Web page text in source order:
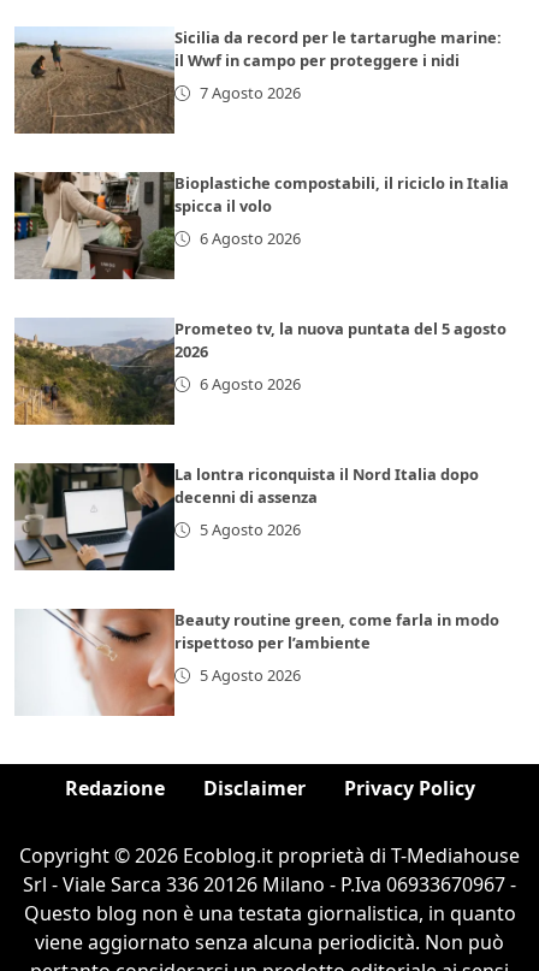
Sicilia da record per le tartarughe marine:
il Wwf in campo per proteggere i nidi
7 Agosto 2026
Bioplastiche compostabili, il riciclo in Italia
spicca il volo
6 Agosto 2026
Prometeo tv, la nuova puntata del 5 agosto
2026
6 Agosto 2026
La lontra riconquista il Nord Italia dopo
decenni di assenza
5 Agosto 2026
Beauty routine green, come farla in modo
rispettoso per l’ambiente
5 Agosto 2026
Redazione Disclaimer Privacy Policy
Copyright © 2026 Ecoblog.it proprietà di T-Mediahouse
Srl - Viale Sarca 336 20126 Milano - P.Iva 06933670967 -
Questo blog non è una testata giornalistica, in quanto
viene aggiornato senza alcuna periodicità. Non può